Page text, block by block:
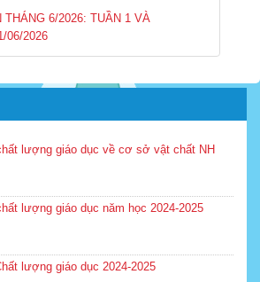
6/2026: TUẦN 1 VÀ
06/2026
lượng giáo dục về cơ sở vật chất NH
lượng giáo dục năm học 2024-2025
lượng giáo dục 2024-2025